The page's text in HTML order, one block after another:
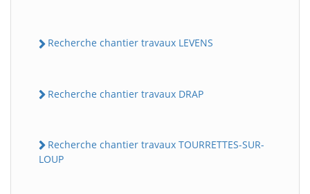
Recherche chantier travaux LEVENS
Recherche chantier travaux DRAP
Recherche chantier travaux TOURRETTES-SUR-
LOUP